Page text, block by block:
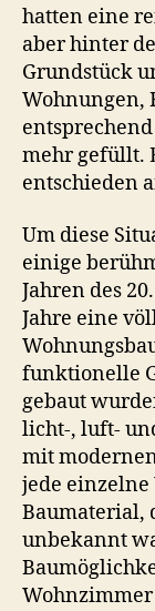
hatten eine
aber hinter
Grundstück
Wohnungen,
mehr gefüllt.
entschieden
Um diese
einige
Jahren des
Jahre eine
funktionelle
gebaut
licht-, luft-
mit
jede einzelne
Baumaterial,
unbekannt
Wohnzimmer